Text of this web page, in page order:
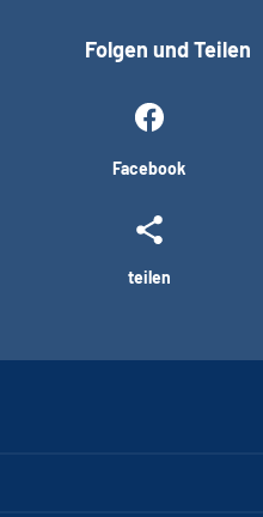
Folgen und Teilen
Facebook
teilen